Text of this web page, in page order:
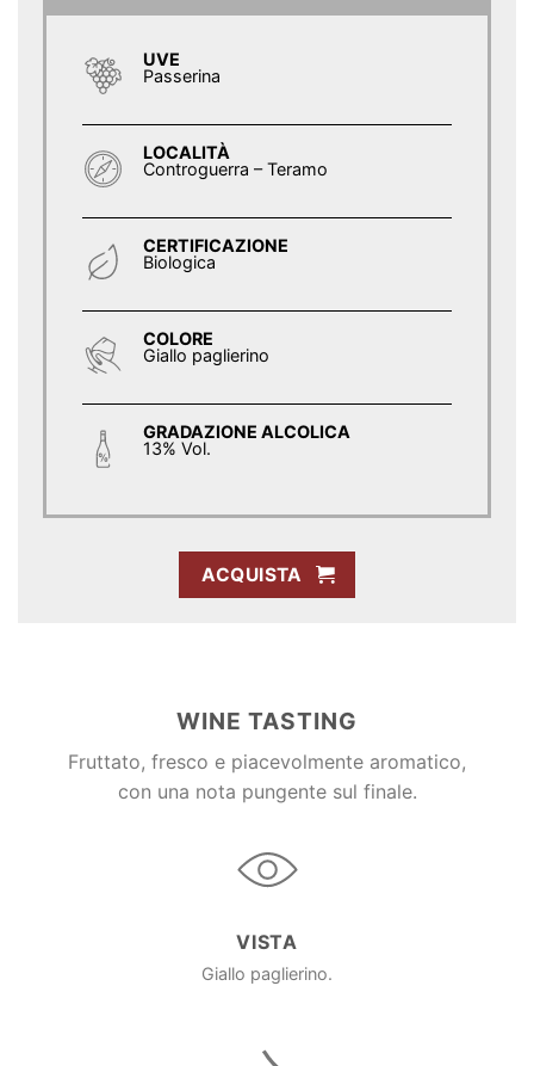
UVE
Passerina
LOCALITÀ
Controguerra – Teramo
CERTIFICAZIONE
Biologica
COLORE
Giallo paglierino
GRADAZIONE ALCOLICA
13% Vol.
ACQUISTA
WINE TASTING
Fruttato, fresco e piacevolmente aromatico,
con una nota pungente sul finale.
VISTA
Giallo paglierino.